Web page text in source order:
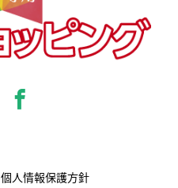
個人情報保護方針